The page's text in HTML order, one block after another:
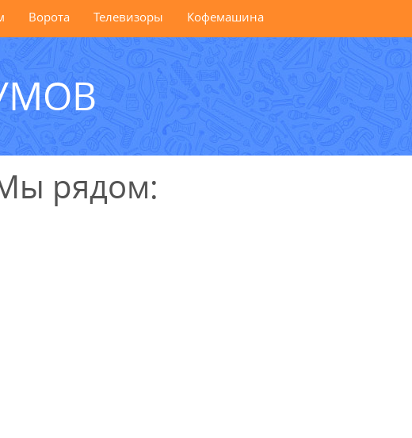
Ворота Телевизоры Кофемашина
рядом: